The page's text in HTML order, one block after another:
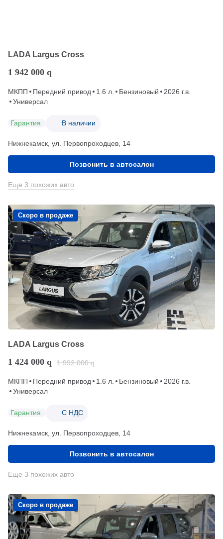
LADA Largus Cross
1 942 000 q
МКПП Передний привод 1.6 л. Бензиновый
2026 г.в.
Универсал
Гарантия В наличии
Нижнекамск, ул. Первопроходцев, 14
Позвонить в автосалон
Еще 3 похожих авто
Скоро в продаже
LADA Largus Cross
1 424 000 q 1 992 000 q
МКПП Передний привод 1.6 л. Бензиновый
2026 г.в.
Универсал
Гарантия С НДС
Нижнекамск, ул. Первопроходцев, 14
Позвонить в автосалон
Еще 3 похожих авто
Скоро в продаже